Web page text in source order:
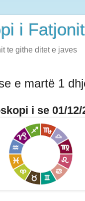
i Fatjonit
te githe ditet e javes
e martë 1
i se 01/12/